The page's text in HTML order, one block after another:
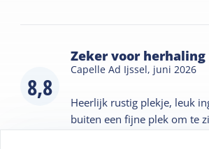
8,8
Zeker voor
Capelle Ad Ijssel, juni 2026
Heerlijk rustig plekje, leuk
buiten een fijne plek om te